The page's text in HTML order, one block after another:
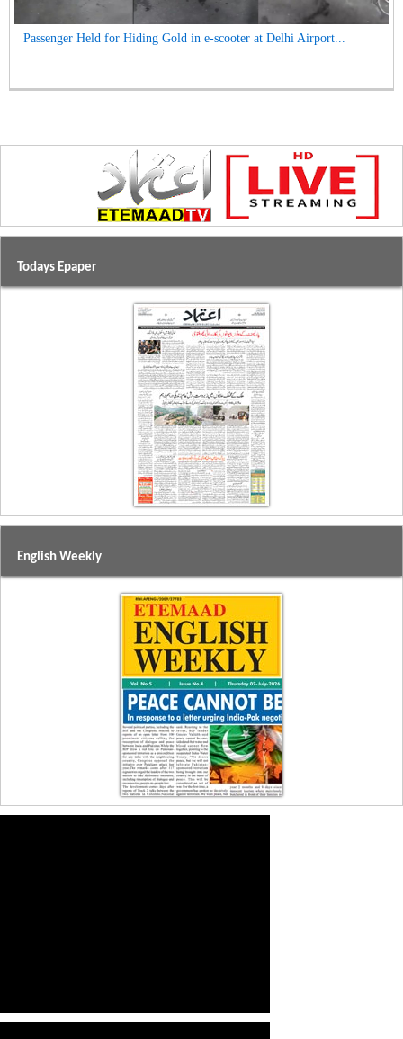
Passenger Held for Hiding Gold in e-scooter at Delhi Airport...
Todays Epaper
English Weekly